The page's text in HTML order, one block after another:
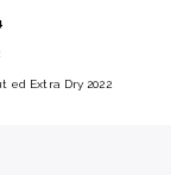
ed Extra Dry 2022